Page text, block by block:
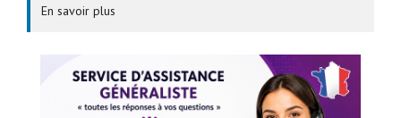
En savoir plus